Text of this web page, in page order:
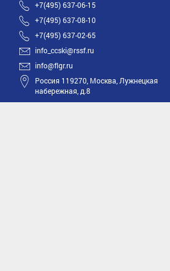
+7(495) 637-06-15
+7(495) 637-08-10
+7(495) 637-02-65
info_ccski@rssf.ru
info@flgr.ru
Россия 119270, Москва, Лужнецкая
набережная, д.8